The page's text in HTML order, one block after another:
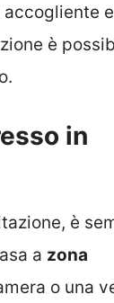
e
è
in
è
a zona
o una